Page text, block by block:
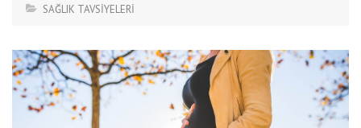
SAĞLIK TAVSİYELERİ